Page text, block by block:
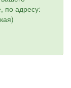
по адресу: